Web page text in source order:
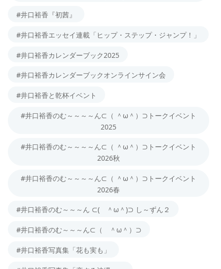
#井口裕香『初茜』
#井口裕香エッセイ連載「ヒップ・ステップ・ジャンプ！」
#井口裕香カレンダーブック2025
#井口裕香カレンダーブックオンラインサイン会
#井口裕香と乾杯イベント
#井口裕香のむ～～～～ん⊂（ ＾ω＾）⊃トークイベント
2025
#井口裕香のむ～～～～ん⊂（ ＾ω＾）⊃トークイベント
2026秋
#井口裕香のむ～～～～ん⊂（ ＾ω＾）⊃トークイベント
2026春
#井口裕香のむ～～～ん ⊂( ＾ω＾)⊃ し～ずん２
#井口裕香のむ～～～ん⊂（ ＾ω＾）⊃
#井口裕香写真集「花も実も」